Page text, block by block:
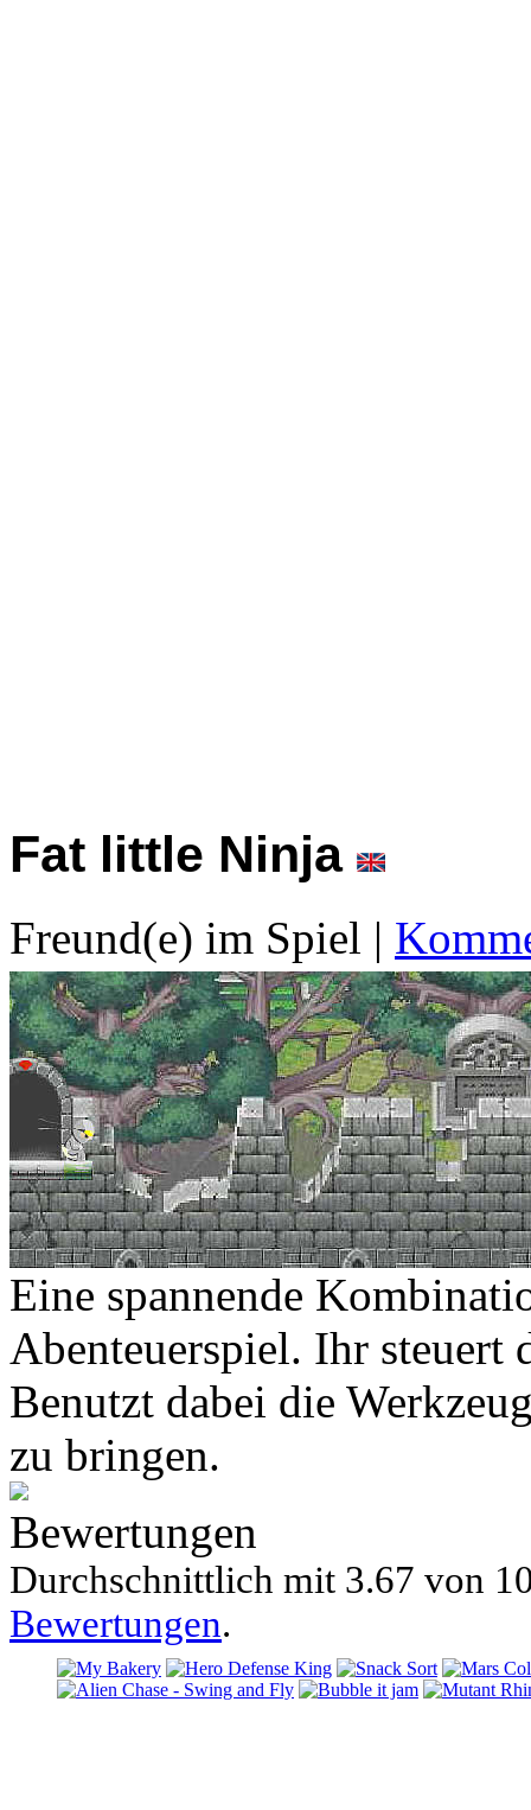
Fat little Ninja
Freund(e) im Spiel |
Eine spannende
Abenteuerspiel. Ihr steuert
Benutzt dabei die
zu bringen.
Bewertungen
Durchschnittlich mit 3.67 von
Bewertungen.